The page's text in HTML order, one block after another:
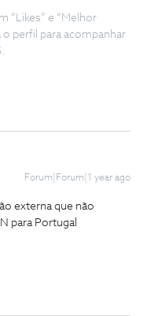
“Likes” e “Melhor
o perfil para acompanhar
Forum|Forum|1 year ago
externa que não
para Portugal